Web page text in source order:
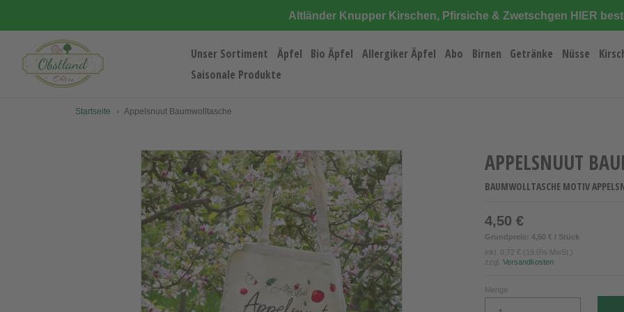
Altländer Knupper Kirschen, Pfirsiche & Zwetschgen HIER
Unser Sortiment Äpfel Bio Äpfel Allergiker Äpfel Abo Birnen Getränke Nüsse
Saisonale Produkte
Startseite › Appelsnuut Baumwolltasche
APPELSNUUT
BAUMWOLLTASCHE MOTIV
4,50 €
Grundpreis: 4,50 € / Stück
inkl. 0,72 € (19.0% MwSt.)
zzgl. Versandkosten
Menge